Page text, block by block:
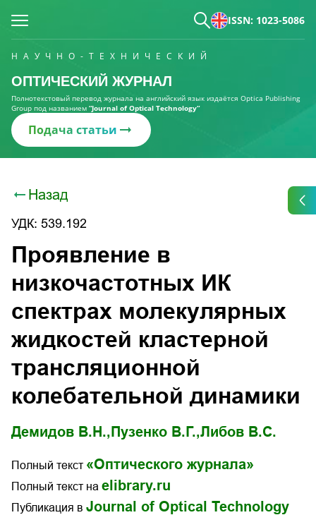
ISSN: 1023-5086
НАУЧНО-ТЕХНИЧЕСКИЙ
ОПТИЧЕСКИЙ ЖУРНАЛ
Полнотекстовый перевод журнала на английский язык издаётся Optica Publishing
Group под названием “Journal of Optical Technology“
Подача статьи
Назад
УДК: 539.192
Проявление в
низкочастотных ИК
спектрах молекулярных
жидкостей кластерной
трансляционной
колебательной динамики
Демидов В.Н., Пузенко В.Г.,Либов В.С.
Полный текст «Оптического журнала»
Полный текст на elibrary.ru
Публикация в Journal of Optical Technology